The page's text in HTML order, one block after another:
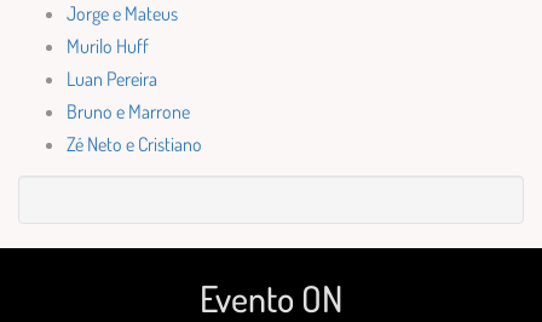
Jorge e Mateus
Murilo Huff
Luan Pereira
Bruno e Marrone
Zé Neto e Cristiano
Evento ON